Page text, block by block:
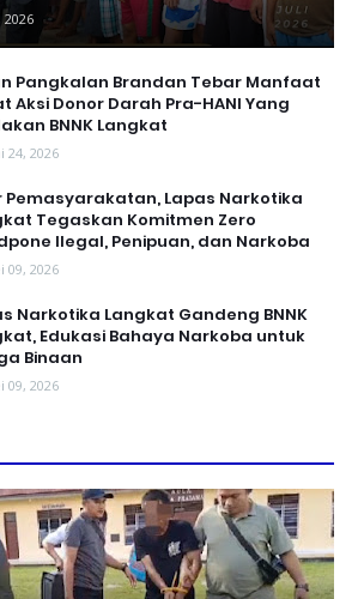
2026
Pangkalan Brandan Tebar Manfaat
Aksi Donor Darah Pra-HANI Yang
BNNK Langkat
24, 2026
Pemasyarakatan, Lapas Narkotika
Tegaskan Komitmen Zero
llegal, Penipuan, dan Narkoba
09, 2026
Narkotika Langkat Gandeng BNNK
Edukasi Bahaya Narkoba untuk
Binaan
09, 2026